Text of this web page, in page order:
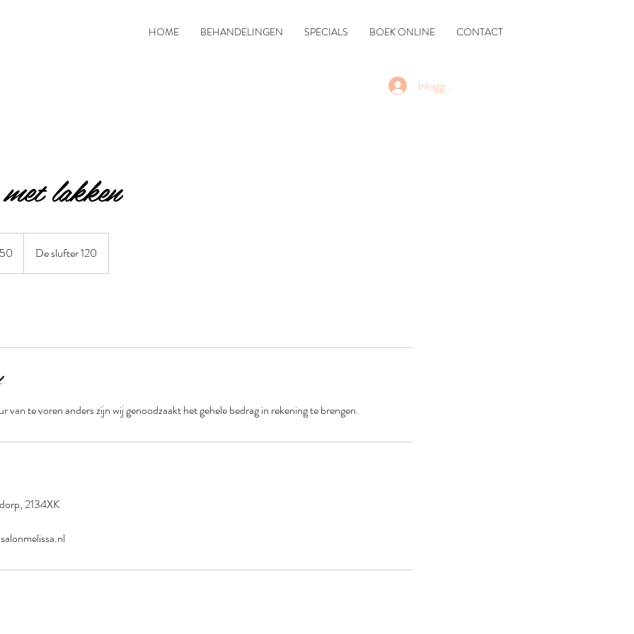
HOME BEHANDELINGEN SPECIALS BOEK ONLINE CONTACT
Inloggen
lakken
De slufter 120
van te voren anders zijn wij genoodzaakt het gehele bedrag in rekening te brengen.
2134XK